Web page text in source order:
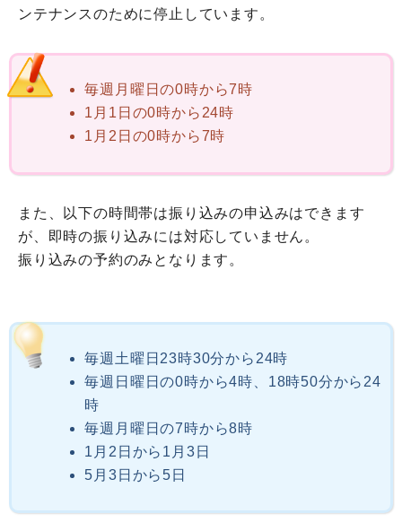
ンテナンスのために停止しています。
毎週月曜日の0時から7時
1月1日の0時から24時
1月2日の0時から7時
また、以下の時間帯は振り込みの申込みはできます
が、即時の振り込みには対応していません。
振り込みの予約のみとなります。
毎週土曜日23時30分から24時
毎週日曜日の0時から4時、18時50分から24
時
毎週月曜日の7時から8時
1月2日から1月3日
5月3日から5日